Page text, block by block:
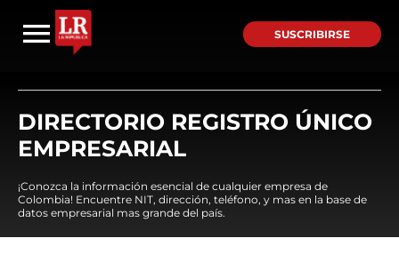
SUSCRIBIRSE
DIRECTORIO REGISTRO ÚNICO
EMPRESARIAL
¡Conozca la información esencial de cualquier empresa de
Colombia! Encuentre NIT, dirección, teléfono, y mas en la base de
datos empresarial mas grande del país.